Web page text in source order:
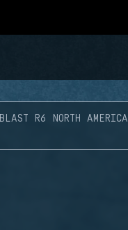
BLAST R6 NORTH AMERICA